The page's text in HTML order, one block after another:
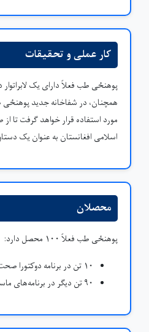
کار عملی و تحقیقات
پوهنځی طب فعلاً دارای یک
همچنان، در شفاخانه جدید پوهنځی
مورد استفاده قرار خواهد گرفت تا
اسلامی افغانستان به عنوان یک
محصلان
پوهنځی طب فعلاً ۱۰۰ محصل دارد:
۱۰ تن در برنامه دوکتورا صحت عامه
۹۰ تن دیگر در برنامه‌های ماستری مایکروبیولوژی و تکنالوژی لابراتوار طبی